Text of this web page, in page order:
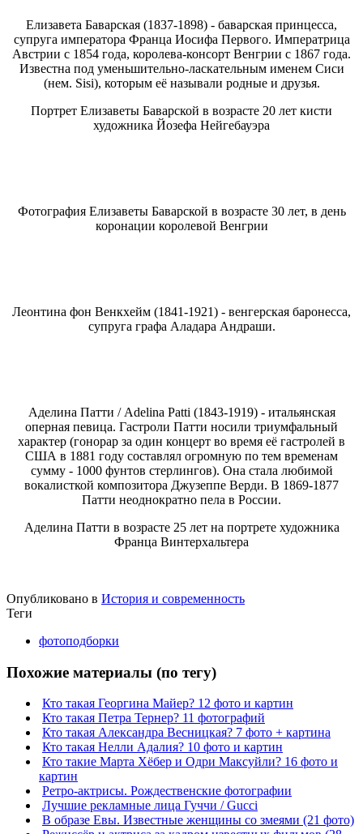
Елизавета Баварская (1837-1898) - баварская принцесса,
супруга императора Франца Иосифа Первого. Императрица
Австрии с 1854 года, королева-консорт Венгрии с 1867 года.
Известна под уменьшительно-ласкательным именем Сиси
(нем. Sisi), которым её называли родные и друзья.
Портрет Елизаветы Баварской в возрасте 20 лет кисти
художника Йозефа Нейгебауэра
Фотография Елизаветы Баварской в возрасте 30 лет, в день
коронации королевой Венгрии
Леонтина фон Венкхейм (1841-1921) - венгерская баронесса,
супруга графа Аладара Андраши.
Аделина Патти / Adelina Patti (1843-1919) - итальянская
оперная певица. Гастроли Патти носили триумфальный
характер (гонорар за один концерт во время её гастролей в
США в 1881 году составлял огромную по тем временам
сумму - 1000 фунтов стерлингов). Она стала любимой
вокалисткой композитора Джузеппе Верди. В 1869-1877
Патти неоднократно пела в России.
Аделина Патти в возрасте 25 лет на портрете художника
Франца Винтерхальтера
Опубликовано в История и современность
Теги
фотоподборки
Похожие материалы (по тегу)
Кто такая Георгина Майер? 12 фото и картин
Кто такая Петра Тернер? 11 фотографий
Кто такая Александра Весницкая? 7 фото + картина
Кто такая Нелли Адалия? 10 фото и картин
Кто такие Марта Хёбер и Одри Максуйли? 16 фото и
картин
Ретро-актрисы. Рождественские фотографии
Лучшие рекламные лица Гуччи / Gucci
В образе Евы. Известные женщины со змеями (21 фото)